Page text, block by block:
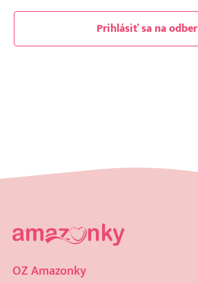
Prihlásiť sa na odber
OZ Amazonky